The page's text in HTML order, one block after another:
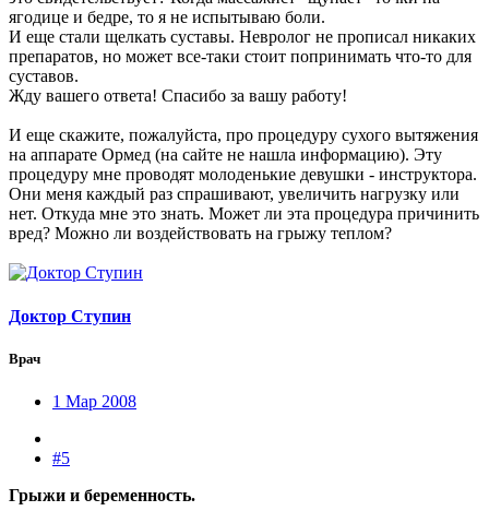
ягодице и бедре, то я не испытываю боли.
И еще стали щелкать суставы. Невролог не прописал никаких
препаратов, но может все-таки стоит попринимать что-то для
суставов.
Жду вашего ответа! Спасибо за вашу работу!
И еще скажите, пожалуйста, про процедуру сухого вытяжения
на аппарате Ормед (на сайте не нашла информацию). Эту
процедуру мне проводят молоденькие девушки - инструктора.
Они меня каждый раз спрашивают, увеличить нагрузку или
нет. Откуда мне это знать. Может ли эта процедура причинить
вред? Можно ли воздействовать на грыжу теплом?
Доктор Ступин
Врач
1 Мар 2008
#5
Грыжи и беременность.